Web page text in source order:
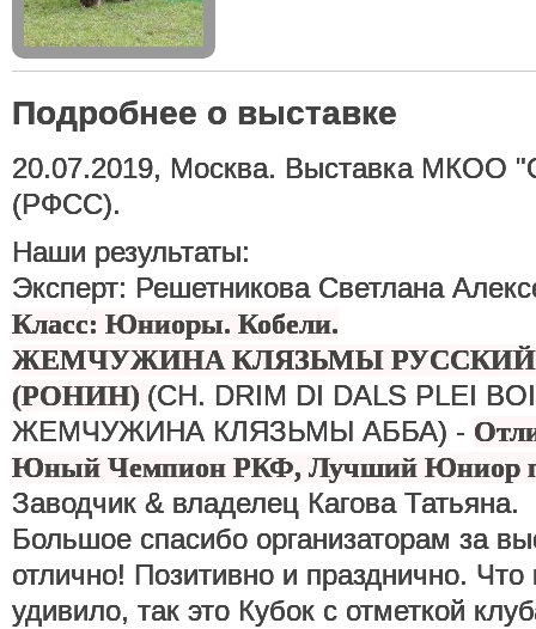
Подробнее о выставке
20.07.2019, Москва. Выставка МКОО
(РФСС).
Наши результаты:
Эксперт: Решетникова Светлана
Класс: Юниоры. Кобели.
ЖЕМЧУЖИНА КЛЯЗЬМЫ
(РОНИН) (CH. DRIM DI DALS PLEI
ЖЕМЧУЖИНА КЛЯЗЬМЫ АББА) -
Юный Чемпион РКФ, Лучший Юниор
Заводчик & владелец Кагова Татьяна.
Большое спасибо организаторам за
отлично! Позитивно и празднично.
удивило, так это Кубок с отметкой